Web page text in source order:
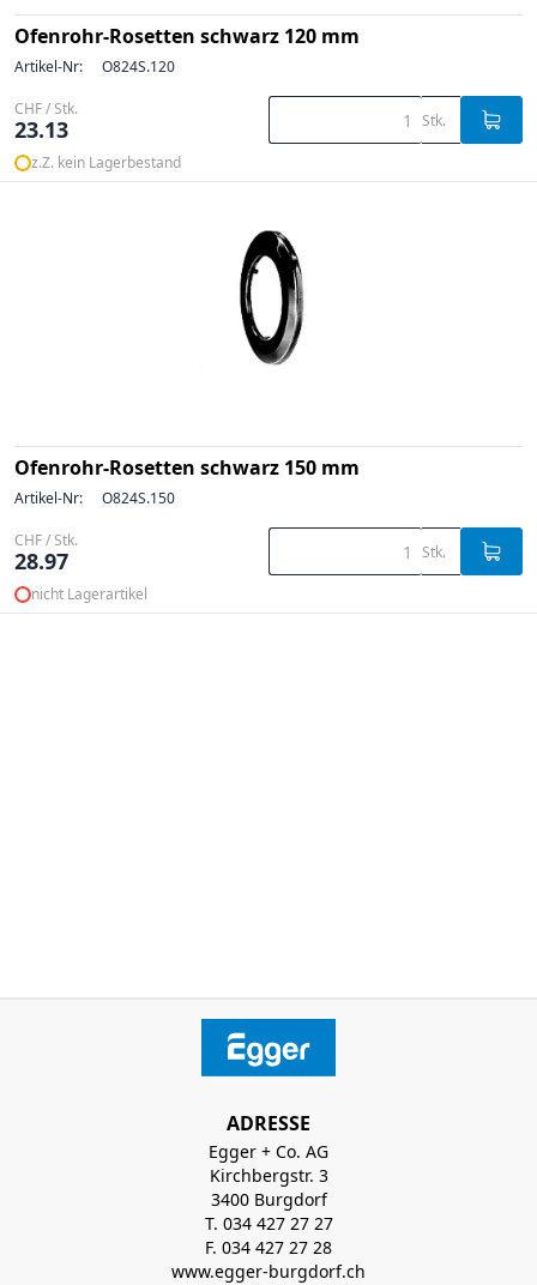
Ofenrohr-Rosetten schwarz 120 mm
Artikel-Nr: O824S.120
CHF / Stk.
23.13 Stk.
z.Z. kein Lagerbestand
Ofenrohr-Rosetten schwarz 150 mm
Artikel-Nr: O824S.150
CHF / Stk.
28.97 Stk.
nicht Lagerartikel
ADRESSE
Egger + Co. AG
Kirchbergstr. 3
3400 Burgdorf
T. 034 427 27 27
F. 034 427 27 28
www.egger-burgdorf.ch